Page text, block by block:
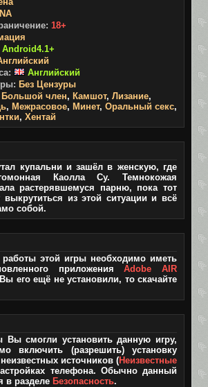
18+
Android4.1+
Английский
Без Цензуры
Большой член, Камшот, Лизание,
, Межрасовое, Минет, Оральный секс,
, Хентай
купальни и зашёл в женскую, где
Каолла Су. Темнокожая
растерявшемуся парню, пока тот
из этой ситуации и всё
собой.
этой игры необходимо иметь
приложенияAdobe AIR
его ещё не установили, то скачайте
Вы смогли установить данную игру,
включить (разрешить) установку
источников (Неизвестные
телефона. Обычно данный
в разделе Безопасность.